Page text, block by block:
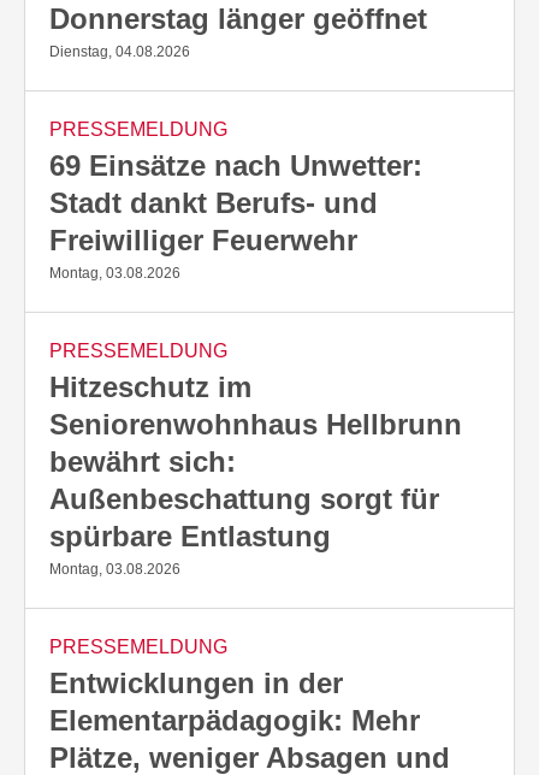
Donnerstag länger geöffnet
Dienstag, 04.08.2026
PRESSEMELDUNG
69 Einsätze nach Unwetter:
Stadt dankt Berufs- und
Freiwilliger Feuerwehr
Montag, 03.08.2026
PRESSEMELDUNG
Hitzeschutz im
Seniorenwohnhaus Hellbrunn
bewährt sich:
Außenbeschattung sorgt für
spürbare Entlastung
Montag, 03.08.2026
PRESSEMELDUNG
Entwicklungen in der
Elementarpädagogik: Mehr
Plätze, weniger Absagen und